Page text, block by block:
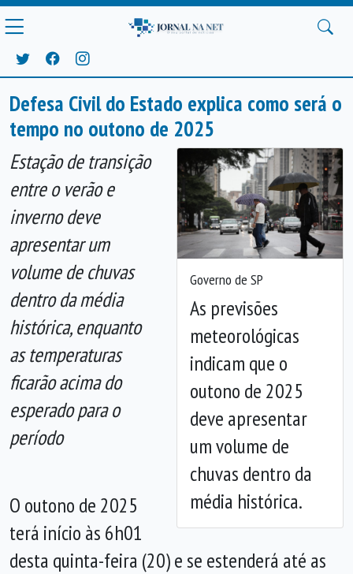
Defesa Civil do Estado explica como será o
tempo no outono de 2025
Governo de SP
As previsões
meteorológicas
indicam que o
outono de 2025
deve apresentar
um volume de
chuvas dentro da
média histórica.
Anterior
Estação de transição
entre o verão e
inverno deve
apresentar um
volume de chuvas
dentro da média
histórica, enquanto
as temperaturas
ficarão acima do
esperado para o
período
O outono de 2025
terá início às 6h01
desta quinta-feira (20) e se estenderá até as